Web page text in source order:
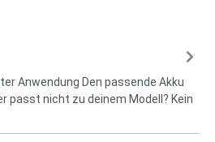
Anwendung Den passende Akku
passt nicht zu deinem Modell? Kein